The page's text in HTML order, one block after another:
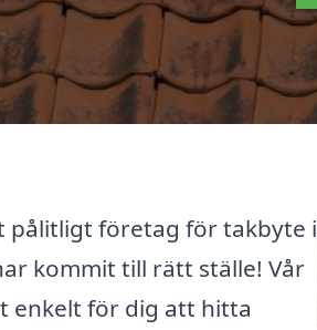
pålitligt företag för takbyte i
kommit till rätt ställe! Vår
enkelt för dig att hitta